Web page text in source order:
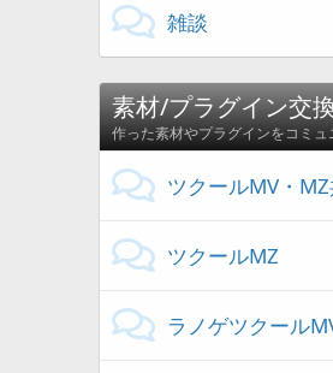
雑談
素材/プラグイン交
作った素材やプラグインをコミュ
ツクールMV・
ツクールMZ
ラノゲツクール